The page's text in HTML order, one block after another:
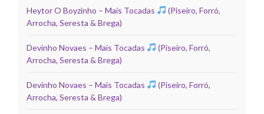
Heytor O Boyzinho – Mais Tocadas
(Piseiro, Forró,
Arrocha, Seresta & Brega)
Devinho Novaes – Mais Tocadas
(Piseiro, Forró,
Arrocha, Seresta & Brega)
Devinho Novaes – Mais Tocadas
(Piseiro, Forró,
Arrocha, Seresta & Brega)